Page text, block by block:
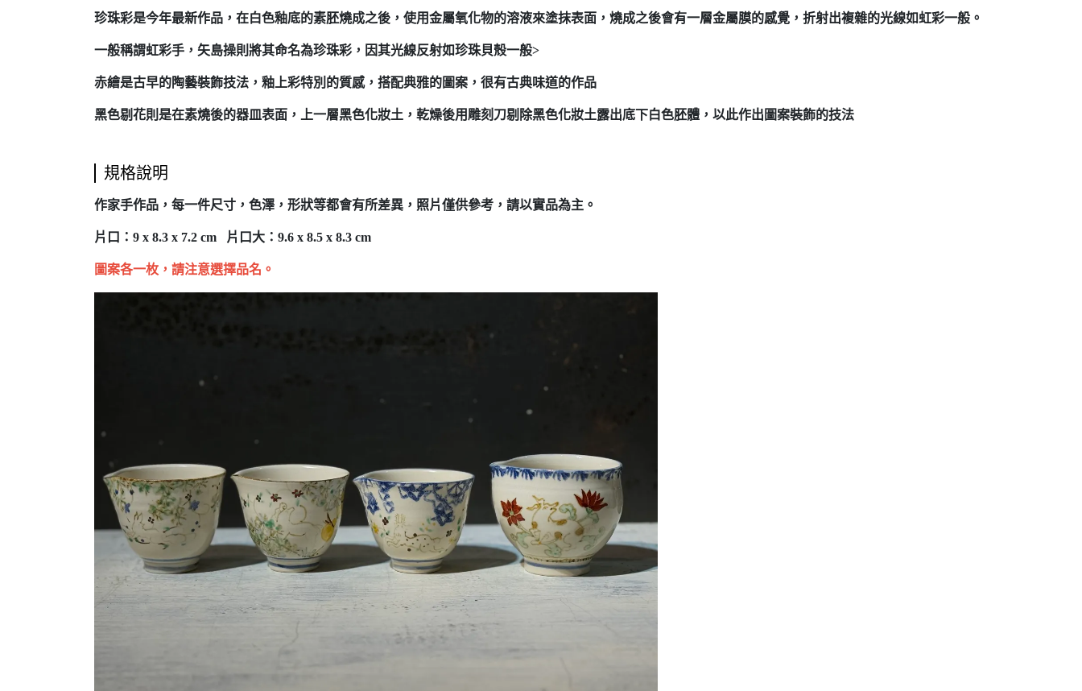
珍珠彩是今年最新作品，在白色釉底的素胚燒成之後，使用金屬氧化物的溶液來塗抹表面，燒成之後會有一層金屬膜的感覺，折射出複雜的光線如虹彩一般。
一般稱謂虹彩手，矢島操則將其命名為珍珠彩，因其光線反射如珍珠貝殼一般>
赤繪是古早的陶藝裝飾技法，釉上彩特別的質感，搭配典雅的圖案，很有古典味道的作品
黑色剔花則是在素燒後的器皿表面，上一層黑色化妝土，乾燥後用雕刻刀剔除黑色化妝土露出底下白色胚體，以此作出圖案裝飾的技法
規格說明
作家手作品，每一件尺寸，色澤，形狀等都會有所差異，照片僅供參考，請以實品為主。
片口：9 x 8.3 x 7.2 cm 片口大：9.6 x 8.5 x 8.3 cm
圖案各一枚，請注意選擇品名。